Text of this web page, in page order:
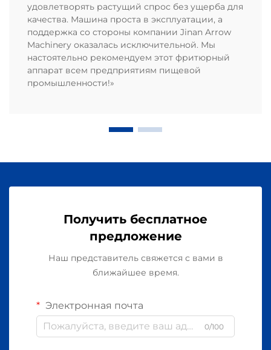
удовлетворять растущий спрос без ущерба для
качества. Машина проста в эксплуатации, а
поддержка со стороны компании Jinan Arrow
Machinery оказалась исключительной. Мы
настоятельно рекомендуем этот фритюрный
аппарат всем предприятиям пищевой
промышленности!»
Получить бесплатное
предложение
Наш представитель свяжется с вами в
ближайшее время.
Электронная почта
0/100